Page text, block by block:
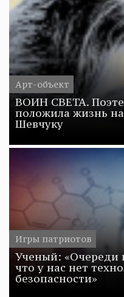
Арт-объект
ВОИН СВЕТА.
положила жизнь
Шевчуку
Игры патриотов
Ученый: «Очереди
что у нас нет
безопасности»